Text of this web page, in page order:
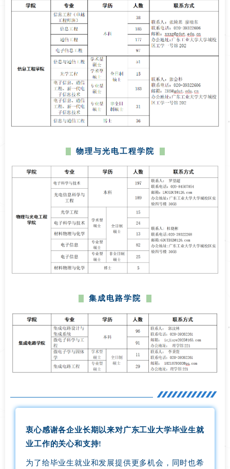
物理与光电工程学院
集成电路学院
衷心感谢各企业长期以来对广东工业大学毕业生就
业工作的关心和支持!
为了给毕业生就业和发展提供更多机会，同时也希